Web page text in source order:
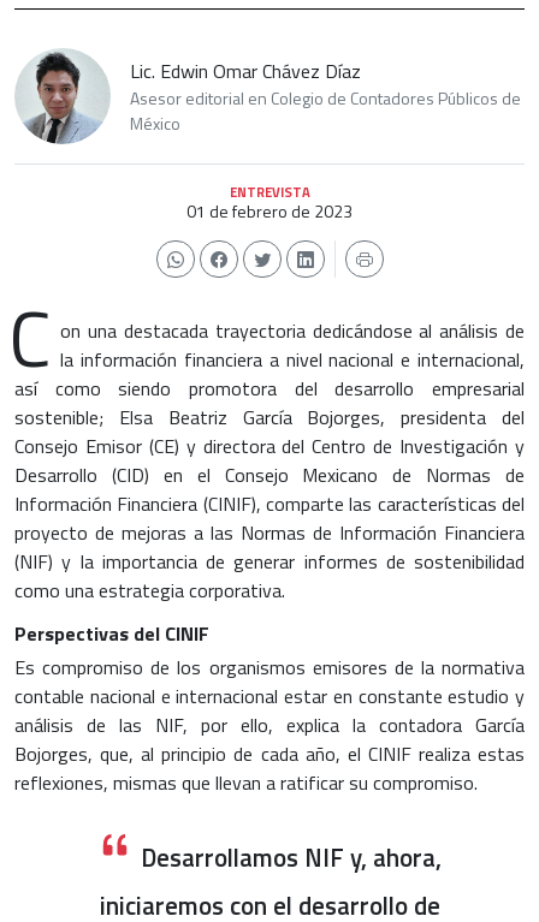
Lic. Edwin Omar Chávez Díaz
Asesor editorial en Colegio de Contadores Públicos de
México
ENTREVISTA
01 de febrero de 2023
C on una destacada trayectoria dedicándose al análisis de
la información financiera a nivel nacional e internacional,
así como siendo promotora del desarrollo empresarial
sostenible; Elsa Beatriz García Bojorges, presidenta del
Consejo Emisor (CE) y directora del Centro de Investigación y
Desarrollo (CID) en el Consejo Mexicano de Normas de
Información Financiera (CINIF), comparte las características del
proyecto de mejoras a las Normas de Información Financiera
(NIF) y la importancia de generar informes de sostenibilidad
como una estrategia corporativa.
Perspectivas del CINIF
Es compromiso de los organismos emisores de la normativa
contable nacional e internacional estar en constante estudio y
análisis de las NIF, por ello, explica la contadora García
Bojorges, que, al principio de cada año, el CINIF realiza estas
reflexiones, mismas que llevan a ratificar su compromiso.
Desarrollamos NIF y, ahora,
iniciaremos con el desarrollo de